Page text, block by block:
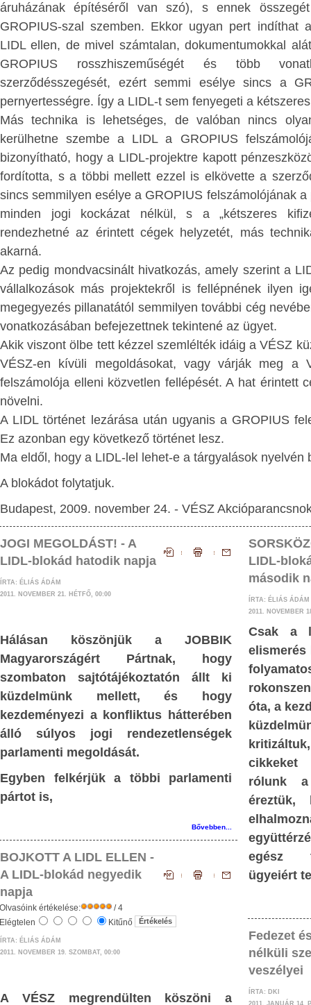
-
-
testvériség a
szintjén; -
a kortársak
–
a
–
és éhezés
a Földön
által -
ELMÉLETI
tevékenységről
meghatározás,
értékítélet
ki,
természetét,
meg, és ennek
kategórikus
váltak,
között. Történelmi tény például, hogy
kaucsuk-kitermelés fokozása
század végén, 20. század elején, alig
tízmillió fekete afrikait öltek meg,
iparszerű munkavégzéshez nem
kongói fekete népességet beletörjék a
órai robotba. A magyar, lengyel,
román, szerb, horvát, stb. nép
lelkiismeretét nem terhelik ilyen
bűntettek. Ugyanakkor azzal is
lennünk, hogy közvetve a nem
országok is haszonélvezői voltak
rablásnak. Tehát magát a fehér
következményekért: hatalmas
állandósuló szomjazásáért és éhezéséért.
Aki részvétlenül megy el emellett
mellett, az nem nevezheti magát
keresztény-keresztyén embernek.
Ez tehát a külső, de valóságos
mérhetetlenül embertelen
bűncselekményt Soros elődei
saját üzleti érdekeik szolgálatában, és
le annak hasznát.
A dollárban sokszáz-milliárdos
nagyságrendűre teszik azt a tőke-
fölött – nem csupán saját
különböző befektetési alapokban –
Soros György, azoknak a pénzhatalmi
kirakatembere, akiknek elődei
előidézték a mai embertelen
Fejtörést okozott, honnan
propagandájában azok a
„keresztény” érvek a migráns-
Részvétre, szolidaritásra, morális
hivatkoznak most. Történelmileg
Krisztusból és a kereszténységből,
szégyent hozva a fehér
hirtelenjében az emberek szívében
meglévő együttérzés, segítőkészség
építve folytatnak propagandát
szomjazó-éhező tömegeinek európai
érdekében.
Ismerve e körök jellemrajzát és
tetteit, teljességgel kizárható, hogy
követőkké váltak volna.
Akkor pedig mi vezeti őket?
A kirakatember
kirakatszólamai, továbbá
háttércselekedeteinek megismerése
áruházának építéséről van szó), s ennek
GROPIUS-szal szemben. Ekkor ugyan pert indíthat
LIDL ellen, de mivel számtalan, dokumentumokkal
GROPIUS rosszhiszeműségét és több
szerződésszegését, ezért semmi esélye sincs a
pernyertességre. Így a LIDL-t sem fenyegeti a kétszeres
Más technika is lehetséges, de valóban nincs
kerülhetne szembe a LIDL a GROPIUS
bizonyítható, hogy a LIDL-projektre kapott
fordította, s a többi mellett ezzel is elkövette a
sincs semmilyen esélye a GROPIUS felszámolójának
minden jogi kockázat nélkül, s a „kétszeres
rendezhetné az érintett cégek helyzetét, más
akarná.
Az pedig mondvacsinált hivatkozás, amely szerint a
vállalkozások más projektekről is fellépnének ilyen
megegyezés pillanatától semmilyen további cég
vonatkozásában befejezettnek tekintené az ügyet.
Akik viszont ölbe tett kézzel szemlélték idáig a VÉSZ
VÉSZ-en kívüli megoldásokat, vagy várják meg a
felszámolója elleni közvetlen fellépését. A hat érintett
növelni.
A LIDL történet lezárása után ugyanis a GROPIUS
Ez azonban egy következő történet lesz.
Ma eldől, hogy a LIDL-lel lehet-e a tárgyalások nyelvén
A blokádot folytatjuk.
Budapest, 2009. november 24. - VÉSZ
JOGI MEGOLDÁST! - A
LIDL-blokád hatodik napja
ÍRTA: ÉLIÁS ÁDÁM
2011. NOVEMBER 21. HÉTFŐ, 00:00
Hálásan köszönjük a JOBBIK
Magyarországért Pártnak, hogy
szombaton sajtótájékoztatón állt ki
küzdelmünk mellett, és hogy
kezdeményezi a konfliktus hátterében
álló súlyos jogi rendezetlenségek
parlamenti megoldását.
Egyben felkérjük a többi parlamenti
pártot is,
Bővebben...
BOJKOTT A LIDL ELLEN -
A LIDL-blokád negyedik
napja
Olvasóink értékelése:
/ 4
Elégtelen
Kitűnő
ÍRTA: ÉLIÁS ÁDÁM
2011. NOVEMBER 19. SZOMBAT, 00:00
A VÉSZ megrendülten köszöni a
LIDL-
második
ÍRTA: ÉLIÁS ÁDÁM
2011. NOVEMBER
Csak a
elismerés
óta, a
cikkeket
rólunk
éreztük,
egész
ügyeiért
Fedezet
nélküli
veszélyei
ÍRTA: DKI
2011. JANUÁR 14.